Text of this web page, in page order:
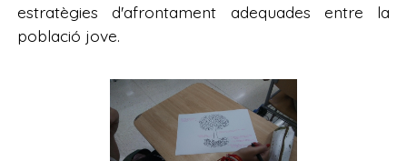
estratègies d'afrontament adequades entre la
població jove.